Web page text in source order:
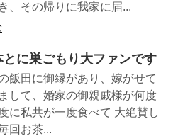
、その帰りに我家に届...
とに巣ごもり大ファンです
飯田に御縁があり、嫁がせて
して、婚家の御親戚様が何度
に私共が一度食べて 大絶賛し
回お茶...